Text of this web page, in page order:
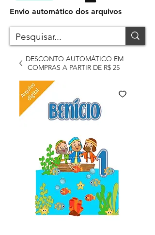
DESCONTO AUTOMÁTICO EM
COMPRAS A PARTIR DE R$ 25
Envio automático dos arquivos